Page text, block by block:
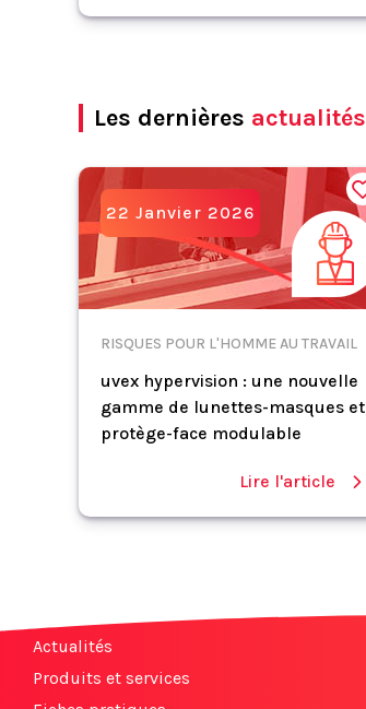
Les dernières actualités
22 Janvier 2026
RISQUES POUR L'HOMME AU TRAVAIL
uvex hypervision : une nouvelle
gamme de lunettes-masques et
protège-face modulable
Lire l'article
Actualités
Produits et services